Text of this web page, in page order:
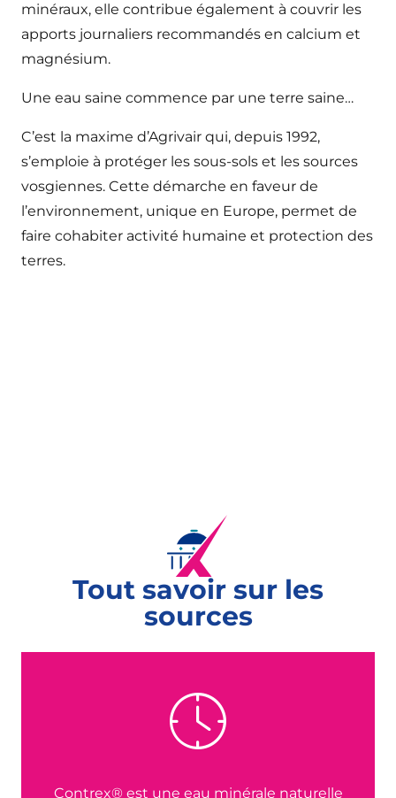
minéraux, elle contribue également à couvrir les
apports journaliers recommandés en calcium et
magnésium.
Une eau saine commence par une terre saine…
C’est la maxime d’Agrivair qui, depuis 1992,
s’emploie à protéger les sous-sols et les sources
vosgiennes. Cette démarche en faveur de
l’environnement, unique en Europe, permet de
faire cohabiter activité humaine et protection des
terres.
Tout savoir sur les
sources
Contrex® est une eau minérale naturelle